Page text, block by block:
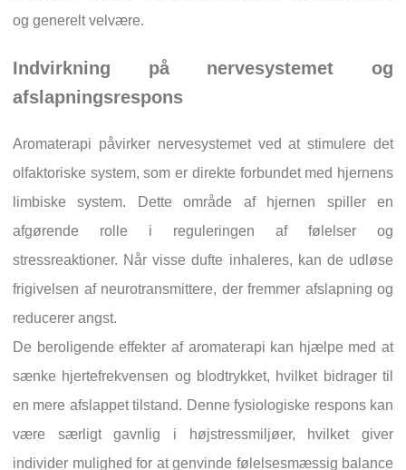
og generelt velvære.
Indvirkning på nervesystemet og
afslapningsrespons
Aromaterapi påvirker nervesystemet ved at stimulere det
olfaktoriske system, som er direkte forbundet med hjernens
limbiske system. Dette område af hjernen spiller en
afgørende rolle i reguleringen af følelser og
stressreaktioner. Når visse dufte inhaleres, kan de udløse
frigivelsen af neurotransmittere, der fremmer afslapning og
reducerer angst.
De beroligende effekter af aromaterapi kan hjælpe med at
sænke hjertefrekvensen og blodtrykket, hvilket bidrager til
en mere afslappet tilstand. Denne fysiologiske respons kan
være særligt gavnlig i højstressmiljøer, hvilket giver
individer mulighed for at genvinde følelsesmæssig balance